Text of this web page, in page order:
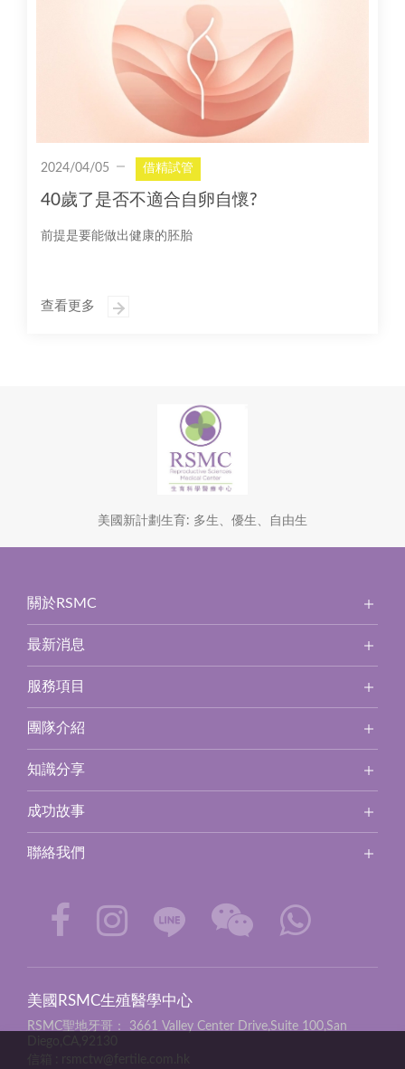
2024/04/05 借精試管
40歲了是否不適合自卵自懷?
前提是要能做出健康的胚胎
查看更多
美國新計劃生育: 多生、優生、自由生
關於RSMC
最新消息
服務項目
團隊介紹
知識分享
成功故事
聯絡我們
美國RSMC生殖醫學中心
RSMC聖地牙哥：
3661 Valley Center Drive,Suite 100,San
Diego,CA,92130
信箱
rsmctw@fertile.com.hk